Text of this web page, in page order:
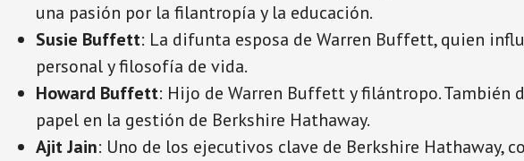
una pasión por la filantropía y la educación.
Susie Buffett: La difunta esposa de Warren Buffett, quien
personal y filosofía de vida.
Howard Buffett: Hijo de Warren Buffett y filántropo. También
papel en la gestión de Berkshire Hathaway.
Ajit Jain: Uno de los ejecutivos clave de Berkshire Hathaway,